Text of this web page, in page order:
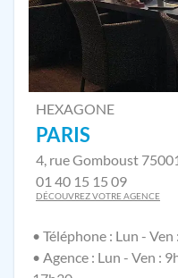
HEXAGONE
PARIS
4, rue Gomboust
01 40 15 15 09
DÉCOUVREZ VOTRE AGENCE
• Téléphone : Lun -
• Agence : Lun - Ven :